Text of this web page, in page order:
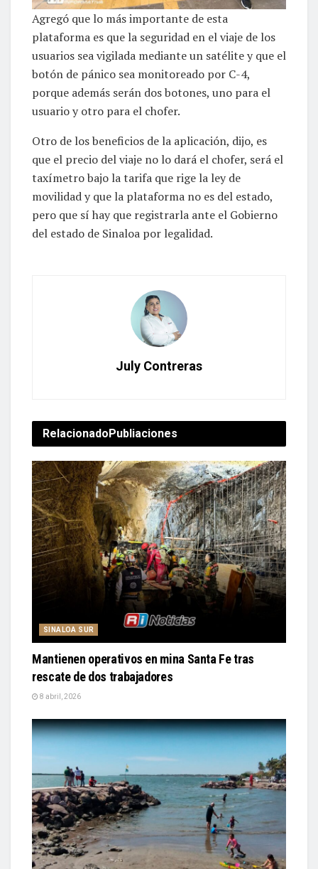
Agregó que lo más importante de esta
plataforma es que la seguridad en el viaje de los
usuarios sea vigilada mediante un satélite y que el
botón de pánico sea monitoreado por C-4,
porque además serán dos botones, uno para el
usuario y otro para el chofer.
Otro de los beneficios de la aplicación, dijo, es
que el precio del viaje no lo dará el chofer, será el
taxímetro bajo la tarifa que rige la ley de
movilidad y que la plataforma no es del estado,
pero que sí hay que registrarla ante el Gobierno
del estado de Sinaloa por legalidad.
July Contreras
RelacionadoPubliaciones
SINALOA SUR
Mantienen operativos en mina Santa Fe tras
rescate de dos trabajadores
8 abril, 2026